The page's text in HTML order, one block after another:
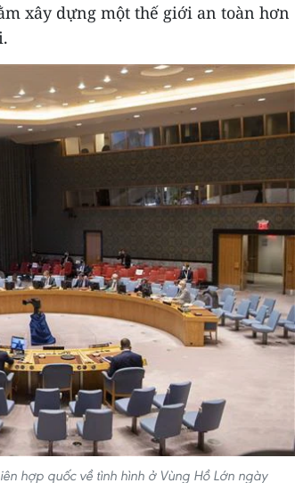
xây dựng một thế giới an toàn hơn
hợp quốc về tình hình ở Vùng Hồ Lớn ngày